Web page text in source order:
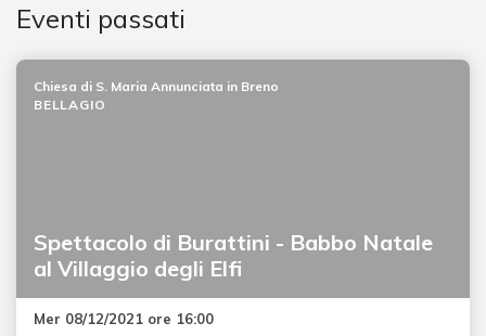
Eventi passati
Spettacolo di Burattini - Babbo Natale
al Villaggio degli Elfi
Chiesa di S. Maria Annunciata in Breno
BELLAGIO
Mer 08/12/2021 ore 16:00